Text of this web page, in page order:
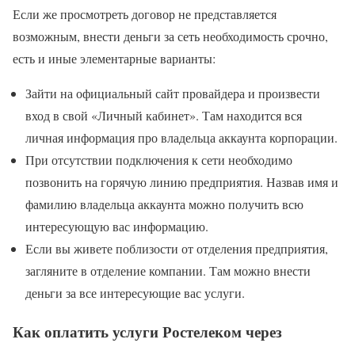
Если же просмотреть договор не представляется
возможным, внести деньги за сеть необходимость срочно,
есть и иные элементарные варианты:
Зайти на официальный сайт провайдера и произвести
вход в свой «Личный кабинет». Там находится вся
личная информация про владельца аккаунта корпорации.
При отсутствии подключения к сети необходимо
позвонить на горячую линию предприятия. Назвав имя и
фамилию владельца аккаунта можно получить всю
интересующую вас информацию.
Если вы живете поблизости от отделения предприятия,
загляните в отделение компании. Там можно внести
деньги за все интересующие вас услуги.
Как оплатить услуги Ростелеком через